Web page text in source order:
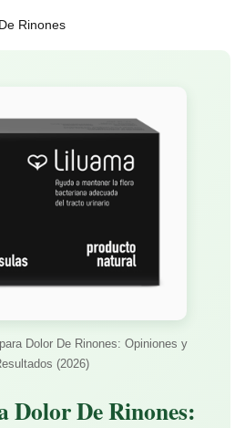
Rinones
Dolor De Rinones: Opiniones y
(2026)
Dolor De Rinones: